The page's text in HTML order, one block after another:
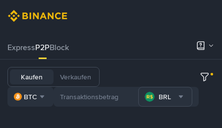
ExpressP2PBlock
Kaufen Verkaufen
BTC BRL